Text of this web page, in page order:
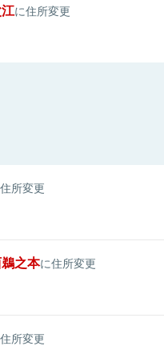
に住所変更
所変更
之本に住所変更
所変更